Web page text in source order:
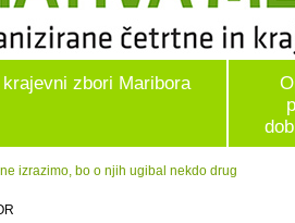
zbori Maribora
izrazimo, bo o njih ugibal nekdo drug